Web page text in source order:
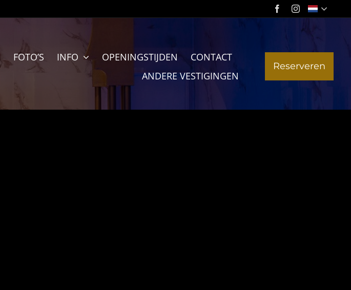
FOTO’S INFO OPENINGSTIJDEN
CONTACT
ANDERE VESTIGINGEN
Reserveren